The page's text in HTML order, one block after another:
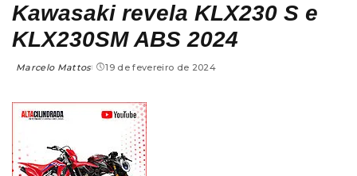
Kawasaki revela KLX230 S e
KLX230SM ABS 2024
Marcelo Mattos 19 de fevereiro de 2024